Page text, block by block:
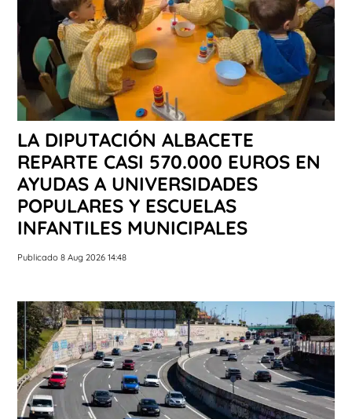
LA DIPUTACIÓN ALBACETE
REPARTE CASI 570.000 EUROS EN
AYUDAS A UNIVERSIDADES
POPULARES Y ESCUELAS
INFANTILES MUNICIPALES
Publicado 8 Aug 2026 14:48